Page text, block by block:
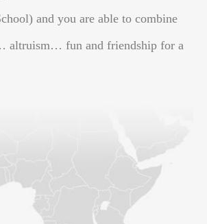
and you are able to combine
altruism… fun and friendship for a